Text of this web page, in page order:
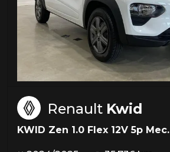
Renault Kwid
KWID Zen 1.0 Flex 12V 5p Mec.